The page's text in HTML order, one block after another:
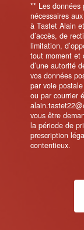
** Les données
nécessaires
à Tastet Alain
d’accès, de
limitation,
tout moment et
d’une autorité
vos données
par voie
ou par courrier
vous être
la période de
prescription
contentieux.